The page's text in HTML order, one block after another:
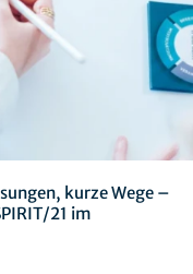
kurze Wege –
21 im